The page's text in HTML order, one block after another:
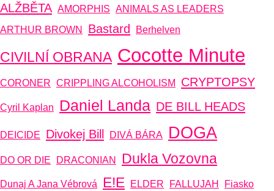
ALŽBĚTA AMORPHIS ANIMALS AS LEADERS
ARTHUR BROWN
Bastard Berhelven
CIVILNÍ OBRANA Cocotte Minute
CORONER CRIPPLING ALCOHOLISM CRYPTOPSY
Cyril Kaplan Daniel Landa DE BILL HEADS
DEICIDE Divokej Bill DIVÁ BÁRA DOGA
DO OR DIE DRACONIAN Dukla Vozovna
Dunaj A Jana Vébrová E!E ELDER FALLUJAH Fiasko